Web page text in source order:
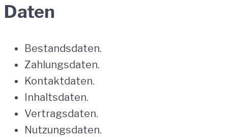
Daten
Bestandsdaten.
Zahlungsdaten.
Kontaktdaten.
Inhaltsdaten.
Vertragsdaten.
Nutzungsdaten.